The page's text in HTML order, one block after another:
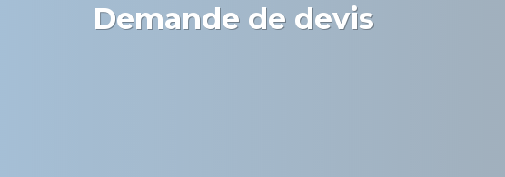
Demande de devis